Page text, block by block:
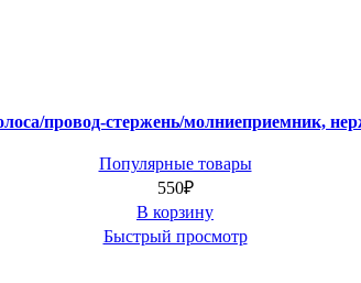
провод-стержень/молниеприемник,
Популярные товары
550₽
В корзину
Быстрый просмотр